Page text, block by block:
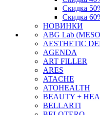
Скидка
Скидка
НОВИНКИ
ABG Lab
AESTHETIC
AGENDA
ART FILLER
ARES
ATACHE
ATOHEALTH
BEAUTY +
BELLARTI